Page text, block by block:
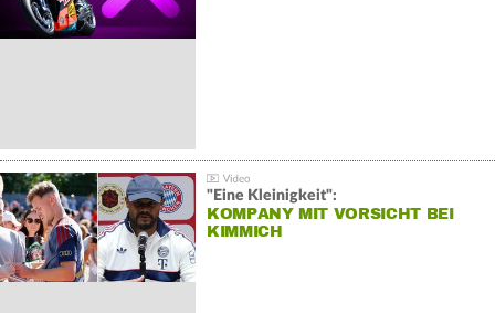
"Eine Kleinigkeit":
KOMPANY MIT VORSICHT BEI
KIMMICH